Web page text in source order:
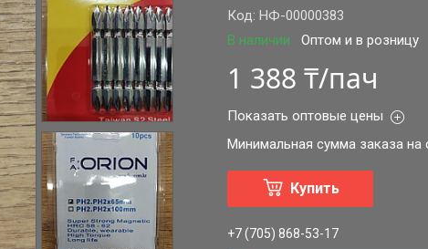
В наличии Оптом и в розницу
Код:НФ-00000383
1 388 ₸/пач
Показать оптовые цены
Минимальная сумма заказа на
Купить
+7 (705) 868-53-17